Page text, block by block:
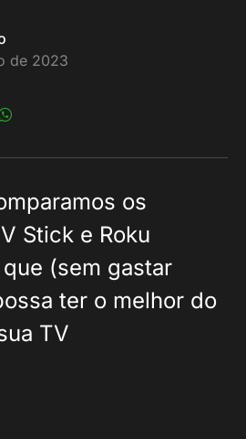
de 2023
os
Stick e Roku
(sem gastar
ter o melhor do
TV